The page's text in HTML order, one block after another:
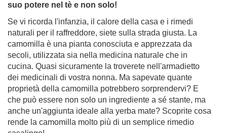
suo potere nel tè e non solo!
Se vi ricorda l'infanzia, il calore della casa e i rimedi
naturali per il raffreddore, siete sulla strada giusta. La
camomilla è una pianta conosciuta e apprezzata da
secoli, utilizzata sia nella medicina naturale che in
cucina. Quasi sicuramente la troverete nell'armadietto
dei medicinali di vostra nonna. Ma sapevate quante
proprietà della camomilla potrebbero sorprendervi? E
che può essere non solo un ingrediente a sé stante, ma
anche un'aggiunta ideale alla yerba mate? Scoprite cosa
rende la camomilla molto più di un semplice rimedio